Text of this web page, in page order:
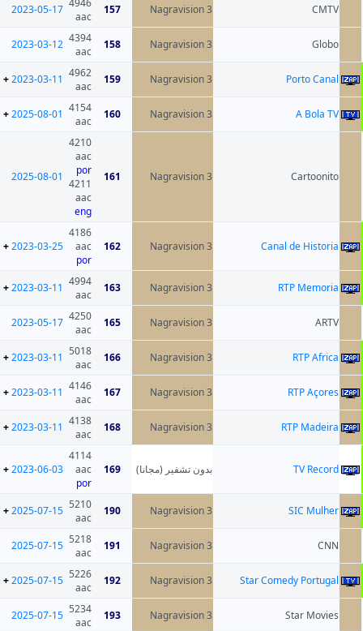
Nagravision 3
4946
aac
2023-05-17
Nagravision 3
4394
aac
2023-03-12
Nagravision 3
4962
aac
2023-03-11
Nagravision 3
4154
aac
2025-08-01
Nagravision 3
por
4211
2025-08-01
Nagravision 3
aac
2023-03-25
Nagravision 3
4994
aac
2023-03-11
Nagravision 3
4250
aac
2023-05-17
Nagravision 3
5018
aac
2023-03-11
Nagravision 3
4146
aac
2023-03-11
Nagravision 3
4138
aac
2023-03-11
بدون تشفير (مجانا)
aac
2023-06-03
Nagravision 3
5210
aac
2025-07-15
Nagravision 3
5218
aac
2025-07-15
Nagravision 3
5226
aac
2025-07-15
Nagravision 3
5234
aac
2025-07-15